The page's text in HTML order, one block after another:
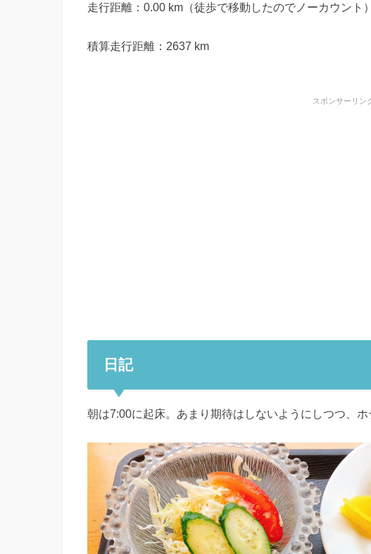
走行距離：0.00 km（徒歩で移動したのでノーカウント）
積算走行距離：2637 km
スポンサーリン
日記
朝は7:00に起床。あまり期待はしないようにしつつ、ホ